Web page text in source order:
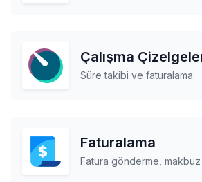
Çalışma
Süre takibi ve faturalama
Faturalama
Fatura gönderme, makbuz